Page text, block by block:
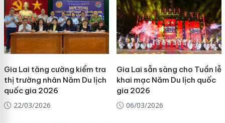
Gia Lai tăng cường kiểm tra
thị trường nhân Năm Du lịch
quốc gia 2026
22/03/2026
Gia Lai sẵn sàng cho Tuần lễ
khai mạc Năm Du lịch quốc
gia 2026
06/03/2026